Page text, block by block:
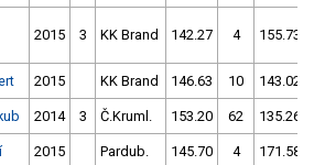
2015 3 KK Brand 142.27 4 155.73
2015 KK Brand 146.63 10 143.02
2014 3 Č.Kruml. 153.20 62 135.26
2015 Pardub. 145.70 4 171.58